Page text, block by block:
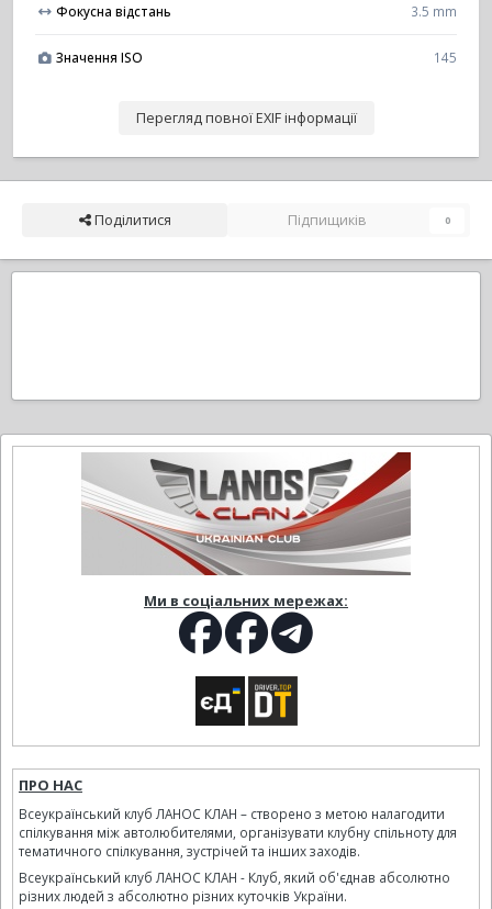
Фокусна відстань 3.5 mm
Значення ISO 145
Перегляд повної EXIF інформації
Поділитися Підпищиків 0
Ми в соціальних мережах:
ПРО НАС
Всеукраїнський клуб ЛАНОС КЛАН – створено з метою налагодити
спілкування між автолюбителями, організувати клубну спільноту для
тематичного спілкування, зустрічей та інших заходів.
Всеукраїнський клуб ЛАНОС КЛАН - Клуб, який об'єднав абсолютно
різних людей з абсолютно різних куточків України.